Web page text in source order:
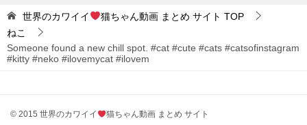
世界のカワイイ 猫ちゃん動画 まとめ サイト TOP
ねこ
Someone found a new chill spot. #cat #cute #cats #catsofinstagram
#kitty #neko #ilovemycat #ilovem
© 2015 世界のカワイイ 猫ちゃん動画 まとめ サイト